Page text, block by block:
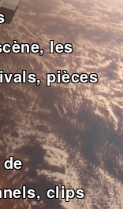
les
pièces
clips